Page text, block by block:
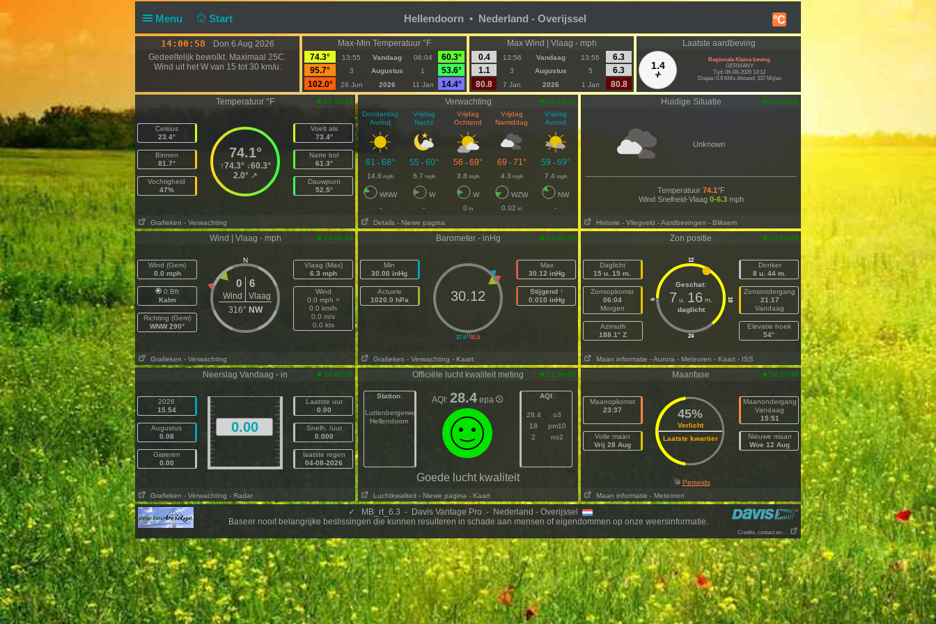
Menu Start °C
Hellendoorn • Nederland - Overijssel
14:00:59
Don 6 Aug 2026
Gedeeltelijk bewolkt. Maximaal 25C.
Wind uit het W van 15 tot 30 km/u.
Max-Min Temperatuur °F
74.3°
13:55 Vandaag 06:04
60.3°
95.7°
3 Augustus 1
53.6°
102.0°
26 Jun 2026 11 Jan 14.4°
Max Wind | Vlaag - mph
0.4
13:56 Vandaag 13:56
6.3
1.1
3 Augustus 5
6.3
80.8
7 Jan 2026 1 Jan 80.8
Laatste aardbeving
1.4
Regionale Kleine beving
GERMANY
Tijd: 06-08-2026 13:12
Diepte: 0.9 KMs Afstand: 337 Mijlen
Temperatuur °F 14:00:19
Celsius
23.4°
Binnen
81.7°
Vochtigheid
47%
74.1°
↑74.3° ↓60.3°
2.0° ↗
Voelt als
73.4°
Natte bol
61.3°
Dauwpunt
52.5°
Grafieken - Verwachting
Verwachting
13:16:15
Donderdag
Avond
Vrijdag
Nacht
Vrijdag
Ochtend
Vrijdag
Namiddag
Vrijdag
Avond
61 - 68° 55 - 60° 56 - 69° 69 - 71° 59 - 69°
14.8 mph 6.7 mph 3.8 mph 4.3 mph 7.4 mph
WNW W W WZW
NW
-
- 0 in 0.02 in
-
Details - Niewe pagina
Huidige Situatie 13:50:00
Unknown
Temperatuur 74.1°F
Wind Snelheid-Vlaag 0-6.3mph
Historie - Vliegveld - Aardbevingen - Bliksem
Wind | Vlaag - mph 14:00:19
Wind (Gem)
0.0 mph
0 Bft
Kalm
Richting (Gem)
WNW 290°
N
0 6
Wind
Vlaag
316° NW
Vlaag (Max)
6.3 mph
Wind
0.0 mph =
0.0 km/h
0.0 m/s
0.0 kts
Grafieken - Verwachting
Barometer - inHg 14:00:19
Min
30.00 inHg
Actuele
1020.0 hPa
||
27.5 31.5
30.12
Max
30.12 inHg
Stijgend ↑
0.010 inHg
Grafieken - Verwachting - Kaart
Zon positie 14:00:48
Daglicht
15 u. 15 m.
Zonsopkomst
06:04
Morgen
Azimuth
188.1° Z
12
24
6 18
Geschat:
7 u. 16 m.
daglicht
Donker
8 u. 44 m.
Zonsondergang
21:17
Vandaag
Elevatie hoek
54°
Maan informatie - Aurora - Meteoren - Kaart - ISS
Neerslag Vandaag - in 14:00:19
2026
15.54
Augustus
0.08
Gisteren
0.00
0.00
Laatste uur
0.00
Snelh. /uur
0.000
laatste regen
04-08-2026
Grafieken - Verwachting - Radar
Officiële lucht kwaliteit meting 11:00:00
Station:
Luttenbergerweg
Hellendoorn
AQI: 28.4 epa AQI:
28.4
o3
18
pm10
2
no2
Goede lucht kwaliteit
Luchtkwaliteit - Niewe pagina - Kaart
Maanfase 14:00:48
Maanopkomst
23:37
Volle maan
Vrij 28 Aug
45%
Verlicht
Laatste kwartier
Maanondergang
Vandaag
15:51
Nieuwe maan
Woe 12 Aug
Perseids
Maan informatie - Meteoren
✓
MB_rt_6.3 - Davis Vantage Pro - Nederland - Overijssel
Baseer nooit belangrijke beslissingen die kunnen resulteren in schade aan mensen of eigendommen op onze weersinformatie.
Credits, contact en . . .